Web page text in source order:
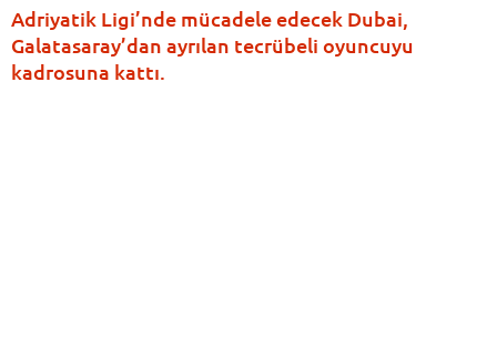
Adriyatik Ligi’nde mücadele edecek Dubai,
Galatasaray’dan ayrılan tecrübeli oyuncuyu
kadrosuna kattı.